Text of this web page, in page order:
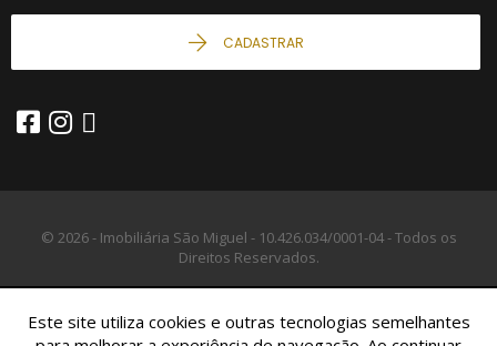
CADASTRAR
© 2026 - Imobiliária São Miguel - 10.426.034/0001-04 -Todos os
Direitos Reservados.
Este site utiliza cookies e outras tecnologias semelhantes